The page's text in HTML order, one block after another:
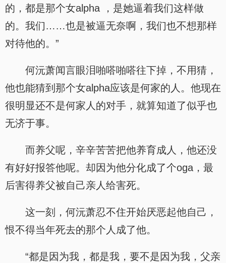
的，都是那个女alpha ，是她逼着我们这样做
的。我们……也是被逼无奈啊，我们也不想那样
对待他的。”
何沅萧闻言眼泪啪嗒啪嗒往下掉，不用猜，
他也能猜到那个女alpha应该是何家的人。他现在
很明显还不是何家人的对手，就算知道了似乎也
无济于事。
而养父呢，辛辛苦苦把他养育成人，他还没
有好好报答他呢。却因为他分化成了个oga，最
后害得养父被自己亲人给害死。
这一刻，何沅萧忍不住开始厌恶起他自己，
恨不得当年死去的那个人成了他。
“都是因为我，都是我，要不是因为我，父亲